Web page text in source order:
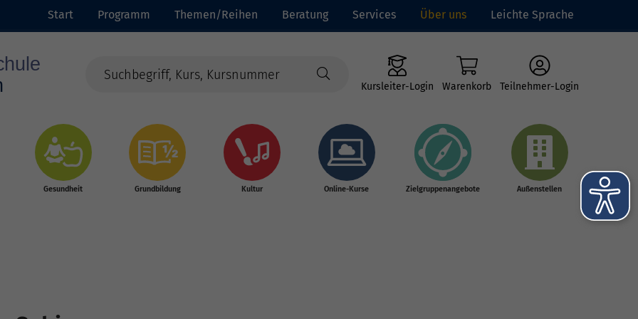
Start Programm Themen/Reihen Beratung Services Über uns Leichte Sprache
Kursleiter-Login Warenkorb Teilnehmer-Login
Gesundheit Grundbildung Kultur Online-Kurse Zielgruppenangebote Außenstellen